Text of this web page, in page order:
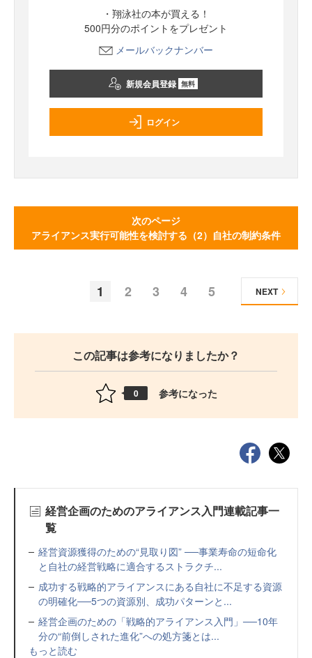
・翔泳社の本が買える！
500円分のポイントをプレゼント
メールバックナンバー
新規会員登録 無料
ログイン
次のページ
アライアンス実行可能性を検討する（2）自社の制約条件
1 2 3 4 5 NEXT
この記事は参考になりましたか？
0 参考になった
経営企画のためのアライアンス入門連載記事一
覧
経営資源獲得のための“見取り図” ──事業寿命の短命化
と自社の経営戦略に適合するストラクチ...
成功する戦略的アライアンスにある自社に不足する資源
の明確化──5つの資源別、成功パターンと...
経営企画のための「戦略的アライアンス入門」──10年
分の“前倒しされた進化”への処方箋とは...
もっと読む